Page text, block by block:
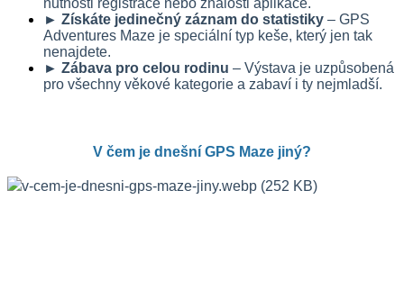
► Získáte jedinečný záznam do statistiky – GPS
Adventures Maze je speciální typ keše, který jen tak
nenajdete.
► Zábava pro celou rodinu – Výstava je uzpůsobená
pro všechny věkové kategorie a zabaví i ty nejmladší.
V čem je dnešní GPS Maze jiný?